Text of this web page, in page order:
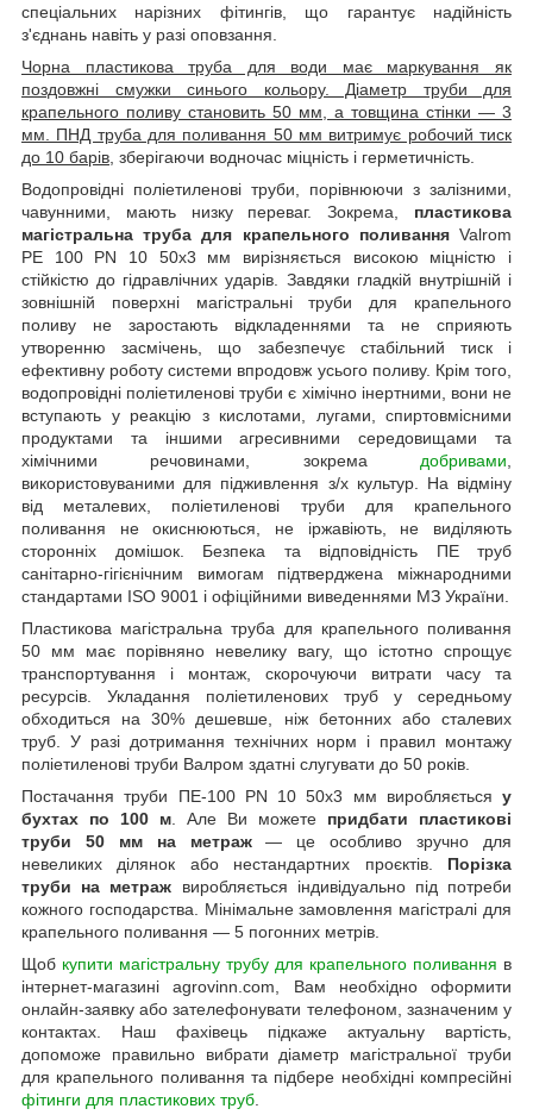
спеціальних нарізних фітингів, що гарантує надійність
з'єднань навіть у разі оповзання.
Чорна пластикова труба для води має маркування як
поздовжні смужки синього кольору. Діаметр труби для
крапельного поливу становить 50 мм, а товщина стінки — 3
мм. ПНД труба для поливання 50 мм витримує робочий тиск
до 10 барів , зберігаючи водночас міцність і герметичність.
Водопровідні поліетиленові труби, порівнюючи з залізними,
чавунними, мають низку переваг. Зокрема,
пластикова
магістральна труба для крапельного поливання Valrom
PE 100 PN 10 50х3 мм вирізняється високою міцністю і
стійкістю до гідравлічних ударів. Завдяки гладкій внутрішній і
зовнішній поверхні магістральні труби для крапельного
поливу не заростають відкладеннями та не сприяють
утворенню засмічень, що забезпечує стабільний тиск і
ефективну роботу системи впродовж усього поливу. Крім того,
водопровідні поліетиленові труби є хімічно інертними, вони не
вступають у реакцію з кислотами, лугами, спиртовмісними
продуктами та іншими агресивними середовищами та
хімічними речовинами, зокрема добривами
використовуваними для підживлення з/х культур. На відміну
від металевих, поліетиленові труби для крапельного
поливання не окиснюються, не іржавіють, не виділяють
сторонніх домішок. Безпека та відповідність ПЕ труб
санітарно-гігієнічним вимогам підтверджена міжнародними
стандартами ISO 9001 і офіційними виведеннями МЗ України.
Пластикова магістральна труба для крапельного поливання
50 мм має порівняно невелику вагу, що істотно спрощує
транспортування і монтаж, скорочуючи витрати часу та
ресурсів. Укладання поліетиленових труб у середньому
обходиться на 30% дешевше, ніж бетонних або сталевих
труб. У разі дотримання технічних норм і правил монтажу
поліетиленові труби Валром здатні слугувати до 50 років.
Постачання труби ПЕ-100 PN 10 50х3 мм виробляється у
бухтах по 100 м . Але Ви можете придбати пластикові
труби 50 мм на метраж— це особливо зручно для
невеликих ділянок або нестандартних проєктів. Порізка
труби на метраж виробляється індивідуально під потреби
кожного господарства. Мінімальне замовлення магістралі для
крапельного поливання — 5 погонних метрів.
Щоб купити магістральну трубу для крапельного поливання в
інтернет-магазині agrovinn.com, Вам необхідно оформити
онлайн-заявку або зателефонувати телефоном, зазначеним у
контактах. Наш фахівець підкаже актуальну вартість,
допоможе правильно вибрати діаметр магістральної труби
для крапельного поливання та підбере необхідні компресійні
фітинги для пластикових труб